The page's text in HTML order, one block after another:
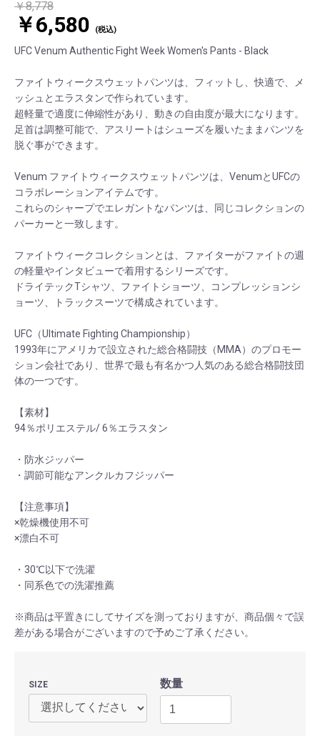
￥8,778
￥6,580 (税込)
UFC Venum Authentic Fight Week Women's Pants - Black
ファイトウィークスウェットパンツは、フィットし、快適で、メ
ッシュとエラスタンで作られています。
超軽量で適度に伸縮性があり、動きの自由度が最大になります。
足首は調整可能で、アスリートはシューズを履いたままパンツを
脱ぐ事ができます。
Venum ファイトウィークスウェットパンツは、VenumとUFCの
コラボレーションアイテムです。
これらのシャープでエレガントなパンツは、同じコレクションの
パーカーと一致します。
ファイトウィークコレクションとは、ファイターがファイトの週
の軽量やインタビューで着用するシリーズです。
ドライテックTシャツ、ファイトショーツ、コンプレッションシ
ョーツ、トラックスーツで構成されています。
UFC（Ultimate Fighting Championship）
1993年にアメリカで設立された総合格闘技（MMA）のプロモー
ション会社であり、世界で最も有名かつ人気のある総合格闘技団
体の一つです。
【素材】
94％ポリエステル/ 6％エラスタン
・防水ジッパー
・調節可能なアンクルカフジッパー
【注意事項】
×乾燥機使用不可
×漂白不可
・30℃以下で洗濯
・同系色での洗濯推薦
※商品は平置きにしてサイズを測っておりますが、商品個々で誤
差がある場合がございますので予めご了承ください。
SIZE 数量